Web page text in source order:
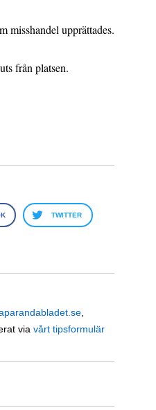
misshandel upprättades.
från platsen.
TWITTER
via vårt tipsformulär